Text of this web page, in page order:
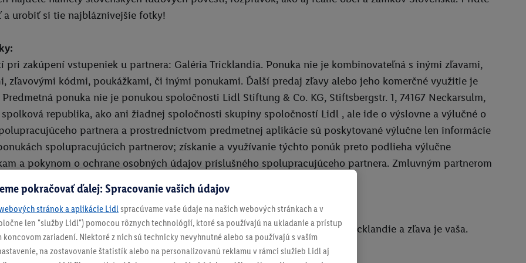
a urobiť si tie najbláznivejšie fotky!
pri zakúpení vstupeniek u partnera: Galéria Tricklandia. Ponuka nie je kombinovateľná s inými zľavami,
zľavovými kódmi, poukážkami, či inými ponukami. Ďalší predaj zľavy alebo jeho komerčné využitie je
Predmetná ponuka nie je ponukou spoločnosti Lidl Stiftung & Co. KG, Stiftsbergstr. 1, 74167 Neckarsulm,
spolková republika, ako ani žiadnej spoločnosti skupiny spoločností Lidl , ale ide o výslovne a výlučné o
partnera a prostredníctvom predmetnej aplikácie sú poskytované výlučne len informácie
spolupracujúcich partnerov; získanie a využívanie týchto ponúk preto podlieha výlučne
a pokynom o ochrane osobných údajov príslušného spolupracujúceho partnera. Zmluvným partnerom
uplatnenie zľavového kódu:
QR kód z aplikácie Lidl Plus pri zakúpení vstupeniek priamo na recepcii Tricklandie a zľava je vaša.
pokračovať ďalej: Spracovanie vašich údajov
stránok a aplikácie Lidl spracúvame vaše údaje na našich webových stránkach a v
len "služby Lidl") pomocou rôznych technológií, ktoré sa používajú na ukladanie a prístup
zariadení. Niektoré z nich sú technicky nevyhnutné alebo sa používajú s vaším
na zostavovanie štatistík alebo na personalizovanú reklamu v rámci služieb Lidl aj